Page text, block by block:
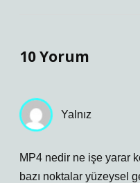
10 Yorum
Yalnız
MP4 nedir ne işe yarar
bazı noktalar yüzeysel